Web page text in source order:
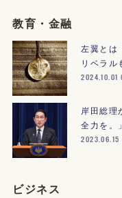
教育・金融
左翼とは
リベラル
2024.10.01
岸田総理
全力を。
2023.06.15
ビジネス